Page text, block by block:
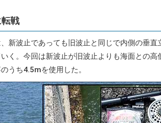
戦
新波止であっても旧波止と同じで内側の垂直
く。今回は新波止が旧波止よりも海面との高
うち4.5mを使用した。